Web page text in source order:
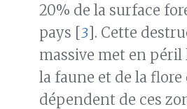
20% de la surface
pays [3]. Cette
massive met en péril
la faune et de la flore
dépendent de ces